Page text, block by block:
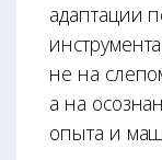
адаптации
не на
а на
опыта и